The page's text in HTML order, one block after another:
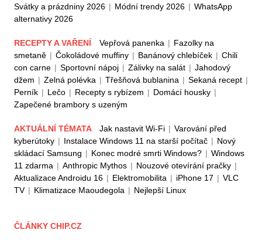
Svátky a prázdniny 2026 | Módní trendy 2026 | WhatsApp
alternativy 2026
RECEPTY A VAŘENÍ Vepřová panenka | Fazolky na
smetaně | Čokoládové muffiny | Banánový chlebíček | Chili
con carne | Sportovní nápoj | Zálivky na salát | Jahodový
džem | Zelná polévka | Třešňová bublanina | Sekaná recept |
Perník | Lečo | Recepty s rybízem | Domácí housky |
Zapečené brambory s uzeným
AKTUÁLNÍ TÉMATA Jak nastavit Wi-Fi | Varování před
kyberútoky | Instalace Windows 11 na starší počítač | Nový
skládací Samsung | Konec modré smrti Windows? | Windows
11 zdarma | Anthropic Mythos | Nouzové otevírání pračky |
Aktualizace Androidu 16 | Elektromobilita | iPhone 17 | VLC
TV | Klimatizace Maoudegola | Nejlepší Linux
ČLÁNKY CHIP.CZ